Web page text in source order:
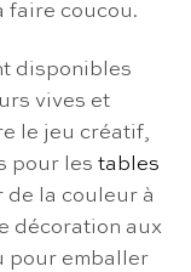
faire coucou.
disponibles
vives et
le jeu créatif,
pour les tables
la couleur à
décoration aux
pour emballer